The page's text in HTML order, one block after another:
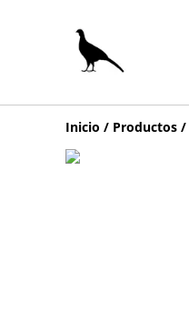
Inicio / Productos /